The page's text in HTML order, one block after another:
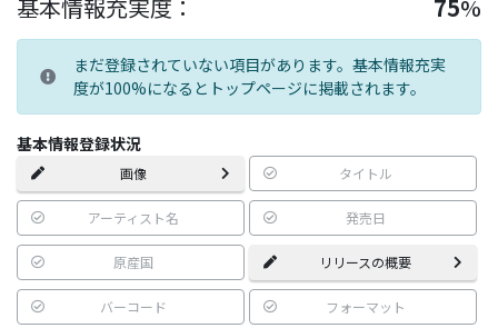
基本情報充実度： 75%
まだ登録されていない項目があります。基本情報充実
度が100%になるとトップページに掲載されます。
基本情報登録状況
画像 タイトル
アーティスト名 発売日
原産国 リリースの概要
バーコード フォーマット